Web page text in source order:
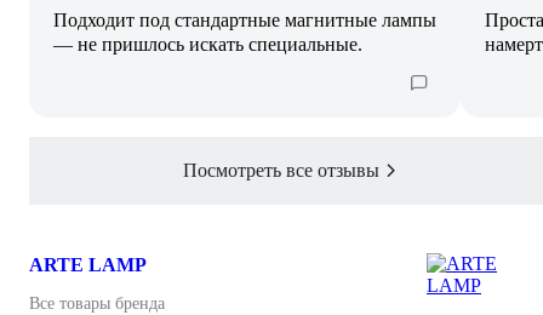
Подходит под стандартные магнитные лампы
— не пришлось искать специальные.
Посмотреть все отзывы
ARTE LAMP
Все товары бренда